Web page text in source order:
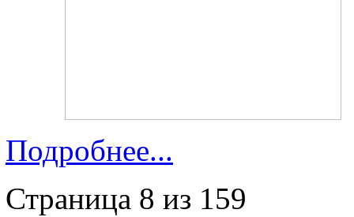
Подробнее...
Страница 8 из 159